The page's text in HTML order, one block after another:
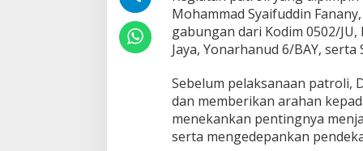
a
l
A
n
i
i
p
a
Mohammad Syaifuddin
gabungan dari Kodim 0502/
Jaya, Yonarhanud 6/BAY, serta
Sebelum pelaksanaan patroli,
dan memberikan arahan
menekankan pentingnya
serta mengedepankan